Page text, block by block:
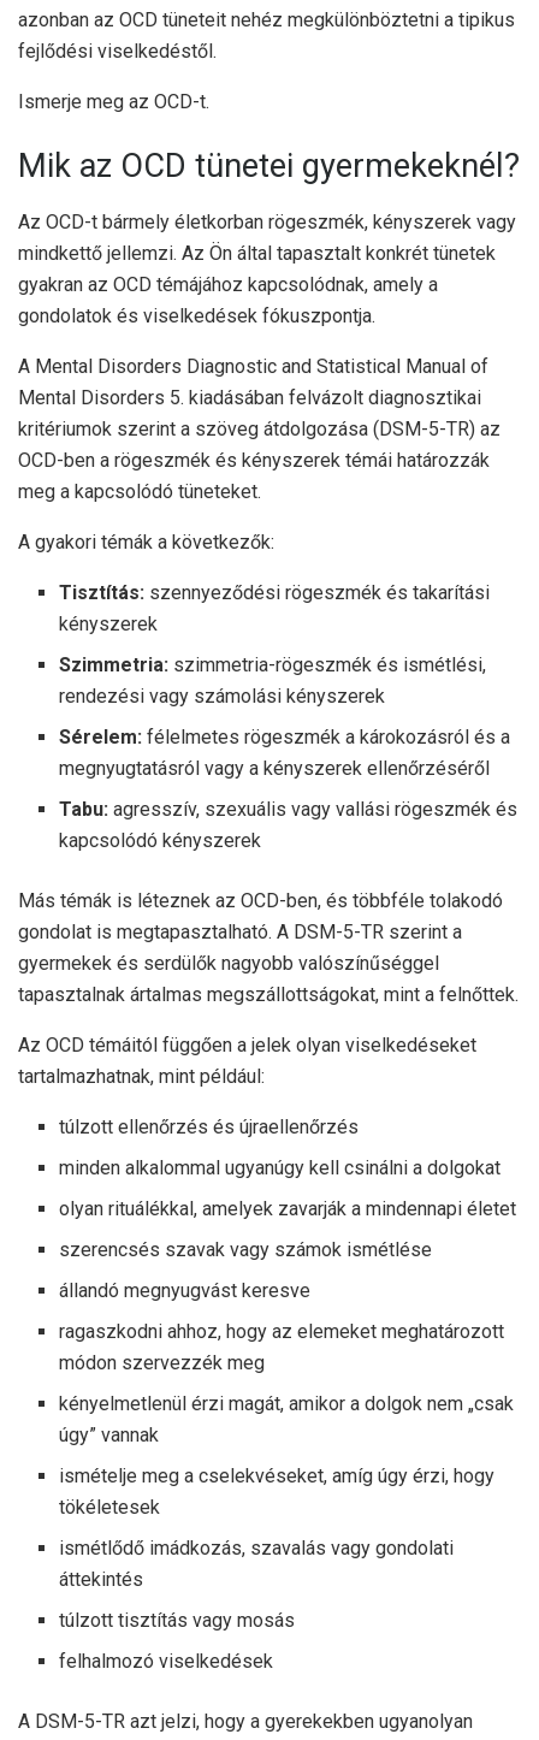
azonban az OCD tüneteit nehéz megkülönböztetni a tipikus
fejlődési viselkedéstől.
Ismerje meg az OCD-t.
Mik az OCD tünetei gyermekeknél?
Az OCD-t bármely életkorban rögeszmék, kényszerek vagy
mindkettő jellemzi. Az Ön által tapasztalt konkrét tünetek
gyakran az OCD témájához kapcsolódnak, amely a
gondolatok és viselkedések fókuszpontja.
A Mental Disorders Diagnostic and Statistical Manual of
Mental Disorders 5. kiadásában felvázolt diagnosztikai
kritériumok szerint a szöveg átdolgozása (DSM-5-TR) az
OCD-ben a rögeszmék és kényszerek témái határozzák
meg a kapcsolódó tüneteket.
A gyakori témák a következők:
Tisztítás: szennyeződési rögeszmék és takarítási
kényszerek
Szimmetria: szimmetria-rögeszmék és ismétlési,
rendezési vagy számolási kényszerek
Sérelem: félelmetes rögeszmék a károkozásról és a
megnyugtatásról vagy a kényszerek ellenőrzéséről
Tabu: agresszív, szexuális vagy vallási rögeszmék és
kapcsolódó kényszerek
Más témák is léteznek az OCD-ben, és többféle tolakodó
gondolat is megtapasztalható. A DSM-5-TR szerint a
gyermekek és serdülők nagyobb valószínűséggel
tapasztalnak ártalmas megszállottságokat, mint a felnőttek.
Az OCD témáitól függően a jelek olyan viselkedéseket
tartalmazhatnak, mint például:
túlzott ellenőrzés és újraellenőrzés
minden alkalommal ugyanúgy kell csinálni a dolgokat
olyan rituálékkal, amelyek zavarják a mindennapi életet
szerencsés szavak vagy számok ismétlése
állandó megnyugvást keresve
ragaszkodni ahhoz, hogy az elemeket meghatározott
módon szervezzék meg
kényelmetlenül érzi magát, amikor a dolgok nem „csak
úgy” vannak
ismételje meg a cselekvéseket, amíg úgy érzi, hogy
tökéletesek
ismétlődő imádkozás, szavalás vagy gondolati
áttekintés
túlzott tisztítás vagy mosás
felhalmozó viselkedések
A DSM-5-TR azt jelzi, hogy a gyerekekben ugyanolyan